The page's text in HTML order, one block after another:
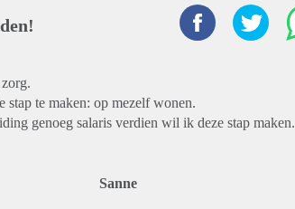
stap te maken: op mezelf wonen.
genoeg salaris verdien wil ik deze stap maken.
Sanne